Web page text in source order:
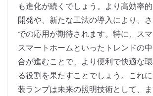
も進化が続くでしょう。より高効率
開発や、新たな工法の導入により、
での応用が期待されます。特に、ス
スマートホームといったトレンドの
合が進むことで、より便利で快適な
る役割を果たすことでしょう。これ
装ランプは未来の照明技術として、